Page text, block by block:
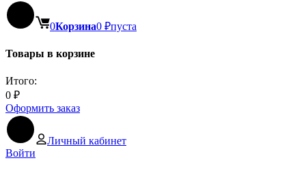
0Корзина0 ₽пуста
Товары в корзине
Итого:
0 ₽
Оформить заказ
Личный кабинет
Войти